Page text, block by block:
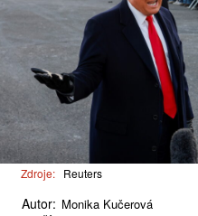
Zdroje: Reuters
Autor: Monika Kučerová